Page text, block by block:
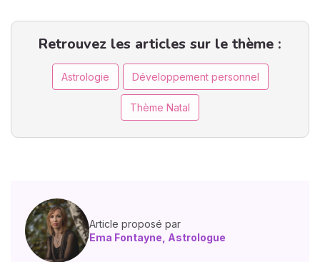
Retrouvez les articles sur le thème :
Astrologie Développement personnel
Thème Natal
Article proposé par
Ema Fontayne, Astrologue